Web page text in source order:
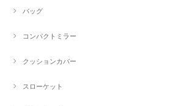
バッグ
コンパクトミラー
クッションカバー
スローケット